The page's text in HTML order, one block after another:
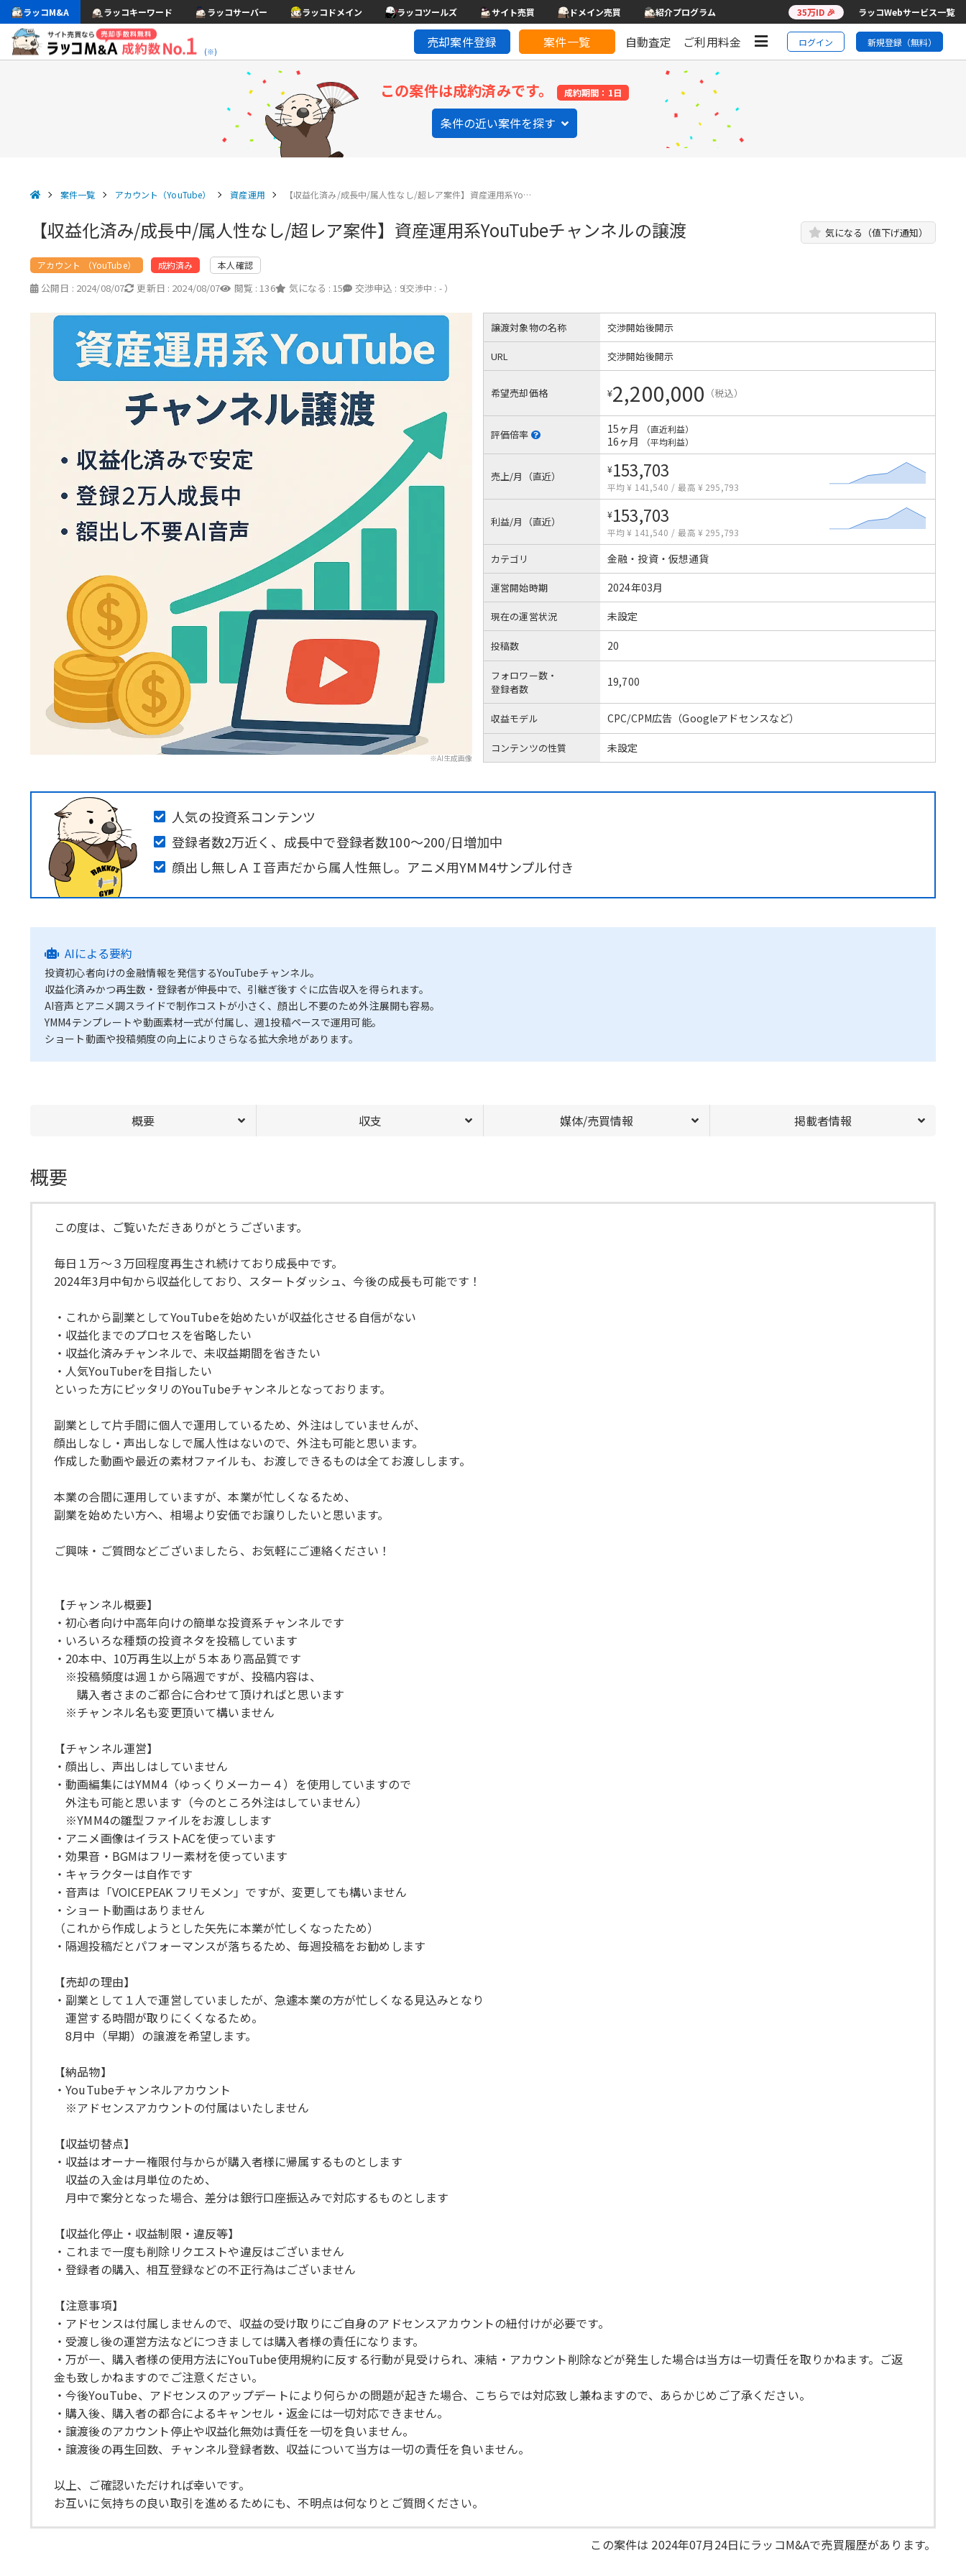
ラッコM&A ラッコキーワード ラッコサーバー ラッコドメイン ラッコツールズ サイト売買 ドメイン売買 紹介プログラム 35万ID 🎉 ラッコWebサービス一覧
(※)
売却案件登録 案件一覧 自動査定 ご利用料金 ログイン 新規登録（無料）
この案件は成約済みです。 成約期間：1日
条件の近い案件を探す
案件一覧 アカウント（YouTube） 資産運用 【収益化済み/成長中/属人性なし/超レア案件】資産運用系Yo…
【収益化済み/成長中/属人性なし/超レア案件】資産運用系YouTubeチャンネルの譲渡 気になる（値下げ通知）
アカウント （YouTube） 成約済み 本人確認
公開日 : 2024/08/07 更新日 : 2024/08/07 閲覧 : 136 気になる : 15 交渉申込 : 9
（交渉中 : - ）
※AI生成画像
譲渡対象物の名称 交渉開始後開示
URL 交渉開始後開示
希望売却価格 ¥2,200,000 （税込）
評価倍率 15ヶ月 （直近利益）
16ヶ月 （平均利益）
売上/月（直近）
¥153,703
平均 ¥ 141,540 / 最高 ¥ 295,793
利益/月（直近）
¥153,703
平均 ¥ 141,540 / 最高 ¥ 295,793
カテゴリ 金融・投資・仮想通貨
運営開始時期 2024年03月
現在の運営状況 未設定
投稿数 20
フォロワー数・
登録者数
19,700
収益モデル CPC/CPM広告（Googleアドセンスなど）
コンテンツの性質 未設定
人気の投資系コンテンツ
登録者数2万近く、成長中で登録者数100～200/日増加中
顔出し無しＡＩ音声だから属人性無し。アニメ用YMM4サンプル付き
AIによる要約
投資初心者向けの金融情報を発信するYouTubeチャンネル。
収益化済みかつ再生数・登録者が伸長中で、引継ぎ後すぐに広告収入を得られます。
AI音声とアニメ調スライドで制作コストが小さく、顔出し不要のため外注展開も容易。
YMM4テンプレートや動画素材一式が付属し、週1投稿ペースで運用可能。
ショート動画や投稿頻度の向上によりさらなる拡大余地があります。
概要 収支 媒体/売買情報 掲載者情報
概要
この度は、ご覧いただきありがとうございます。
毎日１万～３万回程度再生され続けており成長中です。
2024年3月中旬から収益化しており、スタートダッシュ、今後の成長も可能です！
・これから副業としてYouTubeを始めたいが収益化させる自信がない
・収益化までのプロセスを省略したい
・収益化済みチャンネルで、未収益期間を省きたい
・人気YouTuberを目指したい
といった方にピッタリのYouTubeチャンネルとなっております。
副業として片手間に個人で運用しているため、外注はしていませんが、
顔出しなし・声出しなしで属人性はないので、外注も可能と思います。
作成した動画や最近の素材ファイルも、お渡しできるものは全てお渡しします。
本業の合間に運用していますが、本業が忙しくなるため、
副業を始めたい方へ、相場より安価でお譲りしたいと思います。
ご興味・ご質問などございましたら、お気軽にご連絡ください！
【チャンネル概要】
・初心者向け中高年向けの簡単な投資系チャンネルです
・いろいろな種類の投資ネタを投稿しています
・20本中、10万再生以上が５本あり高品質です
※投稿頻度は週１から隔週ですが、投稿内容は、
購入者さまのご都合に合わせて頂ければと思います
※チャンネル名も変更頂いて構いません
【チャンネル運営】
・顔出し、声出しはしていません
・動画編集にはYMM4（ゆっくりメーカー４）を使用していますので
外注も可能と思います（今のところ外注はしていません）
※YMM4の雛型ファイルをお渡しします
・アニメ画像はイラストACを使っています
・効果音・BGMはフリー素材を使っています
・キャラクターは自作です
・音声は「VOICEPEAK フリモメン」ですが、変更しても構いません
・ショート動画はありません
（これから作成しようとした矢先に本業が忙しくなったため）
・隔週投稿だとパフォーマンスが落ちるため、毎週投稿をお勧めします
【売却の理由】
・副業として１人で運営していましたが、急遽本業の方が忙しくなる見込みとなり
運営する時間が取りにくくなるため。
8月中（早期）の譲渡を希望します。
【納品物】
・YouTubeチャンネルアカウント
※アドセンスアカウントの付属はいたしません
【収益切替点】
・収益はオーナー権限付与からが購入者様に帰属するものとします
収益の入金は月単位のため、
月中で案分となった場合、差分は銀行口座振込みで対応するものとします
【収益化停止・収益制限・違反等】
・これまで一度も削除リクエストや違反はございません
・登録者の購入、相互登録などの不正行為はございません
【注意事項】
・アドセンスは付属しませんので、収益の受け取りにご自身のアドセンスアカウントの紐付けが必要です。
・受渡し後の運営方法などにつきましては購入者様の責任になります。
・万が一、購入者様の使用方法にYouTube使用規約に反する行動が見受けられ、凍結・アカウント削除などが発生した場合は当方は一切責任を取りかねます。ご返
金も致しかねますのでご注意ください。
・今後YouTube、アドセンスのアップデートにより何らかの問題が起きた場合、こちらでは対応致し兼ねますので、あらかじめご了承ください。
・購入後、購入者の都合によるキャンセル・返金には一切対応できません。
・譲渡後のアカウント停止や収益化無効は責任を一切を負いません。
・譲渡後の再生回数、チャンネル登録者数、収益について当方は一切の責任を負いません。
以上、ご確認いただければ幸いです。
お互いに気持ちの良い取引を進めるためにも、不明点は何なりとご質問ください。
この案件は 2024年07月24日にラッコM&Aで売買履歴があります。